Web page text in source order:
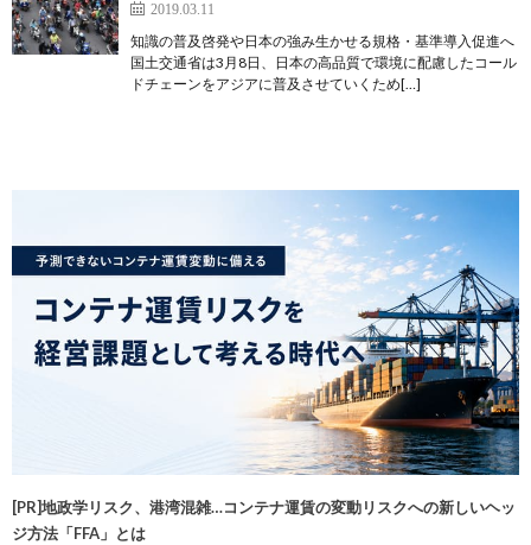
2019.03.11
知識の普及啓発や日本の強み生かせる規格・基準導入促進へ
国土交通省は3月8日、日本の高品質で環境に配慮したコール
ドチェーンをアジアに普及させていくため[…]
[PR]地政学リスク、港湾混雑…コンテナ運賃の変動リスクへの新しいヘッ
ジ方法「FFA」とは